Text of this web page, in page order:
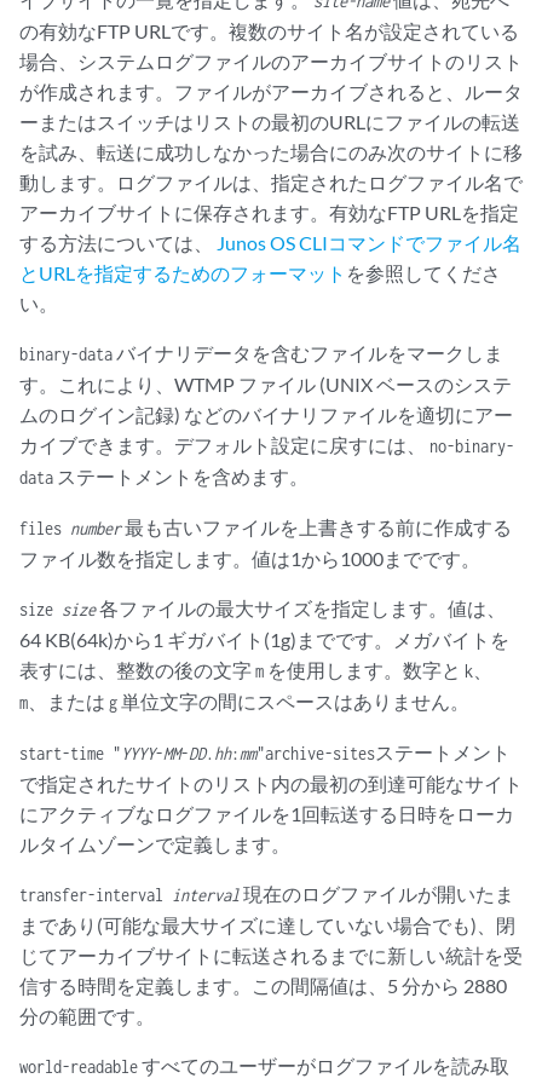
の有効なFTP URLです。複数のサイト名が設定されている
場合、システムログファイルのアーカイブサイトのリスト
が作成されます。ファイルがアーカイブされると、ルータ
ーまたはスイッチはリストの最初のURLにファイルの転送
を試み、転送に成功しなかった場合にのみ次のサイトに移
動します。ログファイルは、指定されたログファイル名で
アーカイブサイトに保存されます。有効なFTP URLを指定
する方法については、
Junos OS CLIコマンドでファイル名
とURLを指定するためのフォーマット を参照してくださ
い。
binary-dataバイナリデータを含むファイルをマークしま
す。これにより、WTMP ファイル (UNIX ベースのシステ
ムのログイン記録) などのバイナリファイルを適切にアー
カイブできます。デフォルト設定に戻すには、
no-binary-
data ステートメントを含めます。
files number最も古いファイルを上書きする前に作成する
ファイル数を指定します。値は1から1000までです。
size size各ファイルの最大サイズを指定します。値は、
64 KB(64k)から1 ギガバイト(1g)までです。メガバイトを
表すには、整数の後の文字m を使用します。数字と k
m 、または g単位文字の間にスペースはありません。
start-time " YYYY-MM-DD. hh:mm"archive-sitesステートメント
で指定されたサイトのリスト内の最初の到達可能なサイト
にアクティブなログファイルを1回転送する日時をローカ
ルタイムゾーンで定義します。
transfer-interval interval現在のログファイルが開いたま
まであり(可能な最大サイズに達していない場合でも)、閉
じてアーカイブサイトに転送されるまでに新しい統計を受
信する時間を定義します。この間隔値は、5 分から 2880
分の範囲です。
world-readableすべてのユーザーがログファイルを読み取